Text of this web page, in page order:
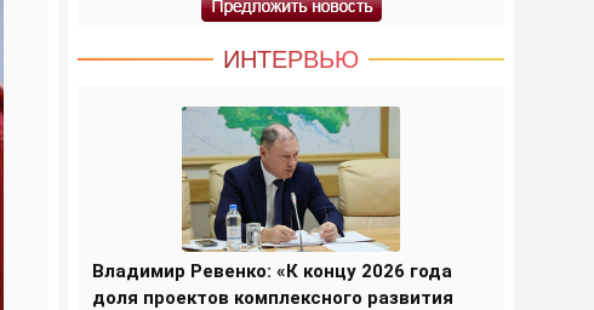
ИНТЕРВЬЮ
Владимир Ревенко: «К концу 2026 года
доля проектов комплексного развития